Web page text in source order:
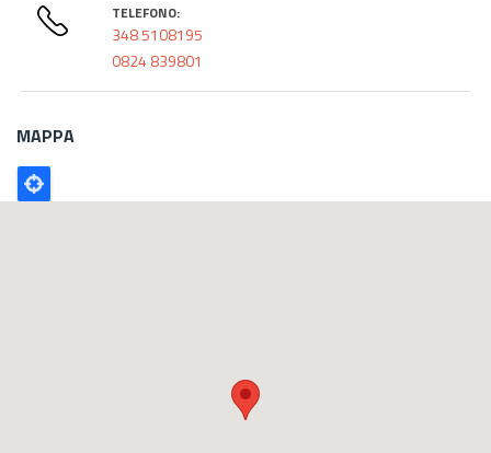
TELEFONO:
348 5108195
0824 839801
MAPPA
Poligono
GEO